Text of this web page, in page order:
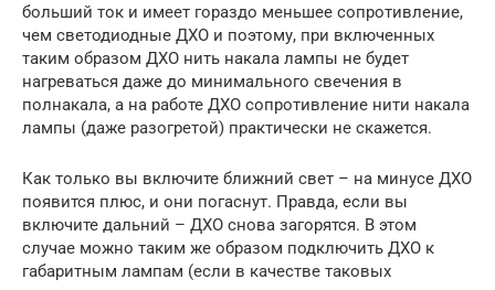
больший ток и имеет гораздо меньшее сопротивление,
чем светодиодные ДХО и поэтому, при включенных
таким образом ДХО нить накала лампы не будет
нагреваться даже до минимального свечения в
полнакала, а на работе ДХО сопротивление нити накала
лампы (даже разогретой) практически не скажется.
Как только вы включите ближний свет – на минусе ДХО
появится плюс, и они погаснут. Правда, если вы
включите дальний – ДХО снова загорятся. В этом
случае можно таким же образом подключить ДХО к
габаритным лампам (если в качестве таковых